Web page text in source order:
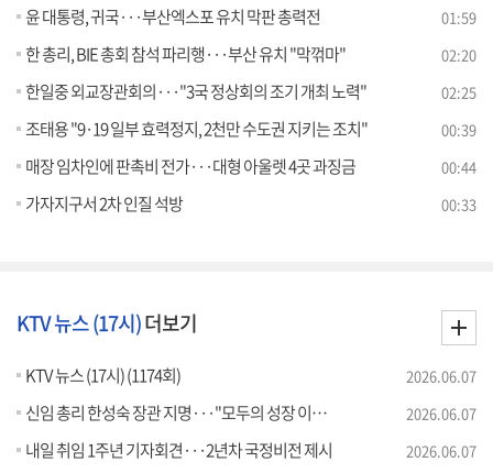
윤 대통령, 귀국···부산엑스포 유치 막판 총력전 01:59
한 총리, BIE 총회 참석 파리행···부산 유치 "막꺾마" 02:20
한일중 외교장관회의···"3국 정상회의 조기 개최 노력" 02:25
조태용 "9·19 일부 효력정지, 2천만 수도권 지키는 조치" 00:39
매장 임차인에 판촉비 전가···대형 아울렛 4곳 과징금 00:44
가자지구서 2차 인질 석방 00:33
KTV 뉴스 (17시)더보기
KTV 뉴스 (17시) (1174회) 2026.06.07
신임 총리 한성숙 장관 지명···"모두의 성장 이끌 적임자" 2026.06.07
내일 취임 1주년 기자회견···2년차 국정비전 제시 2026.06.07